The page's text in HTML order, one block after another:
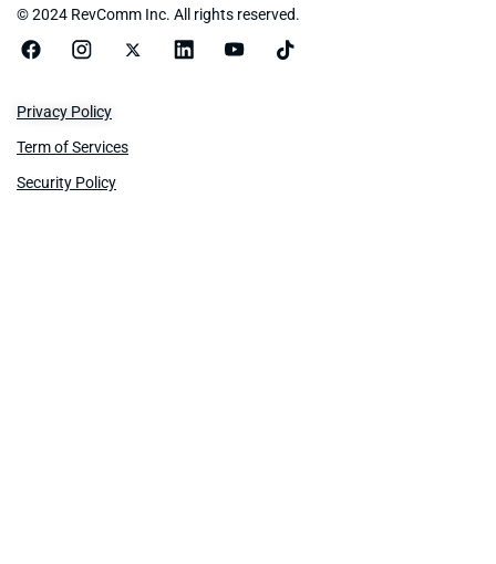
© 2024 RevComm Inc. All rights reserved.
Privacy Policy
Term of Services
Security Policy